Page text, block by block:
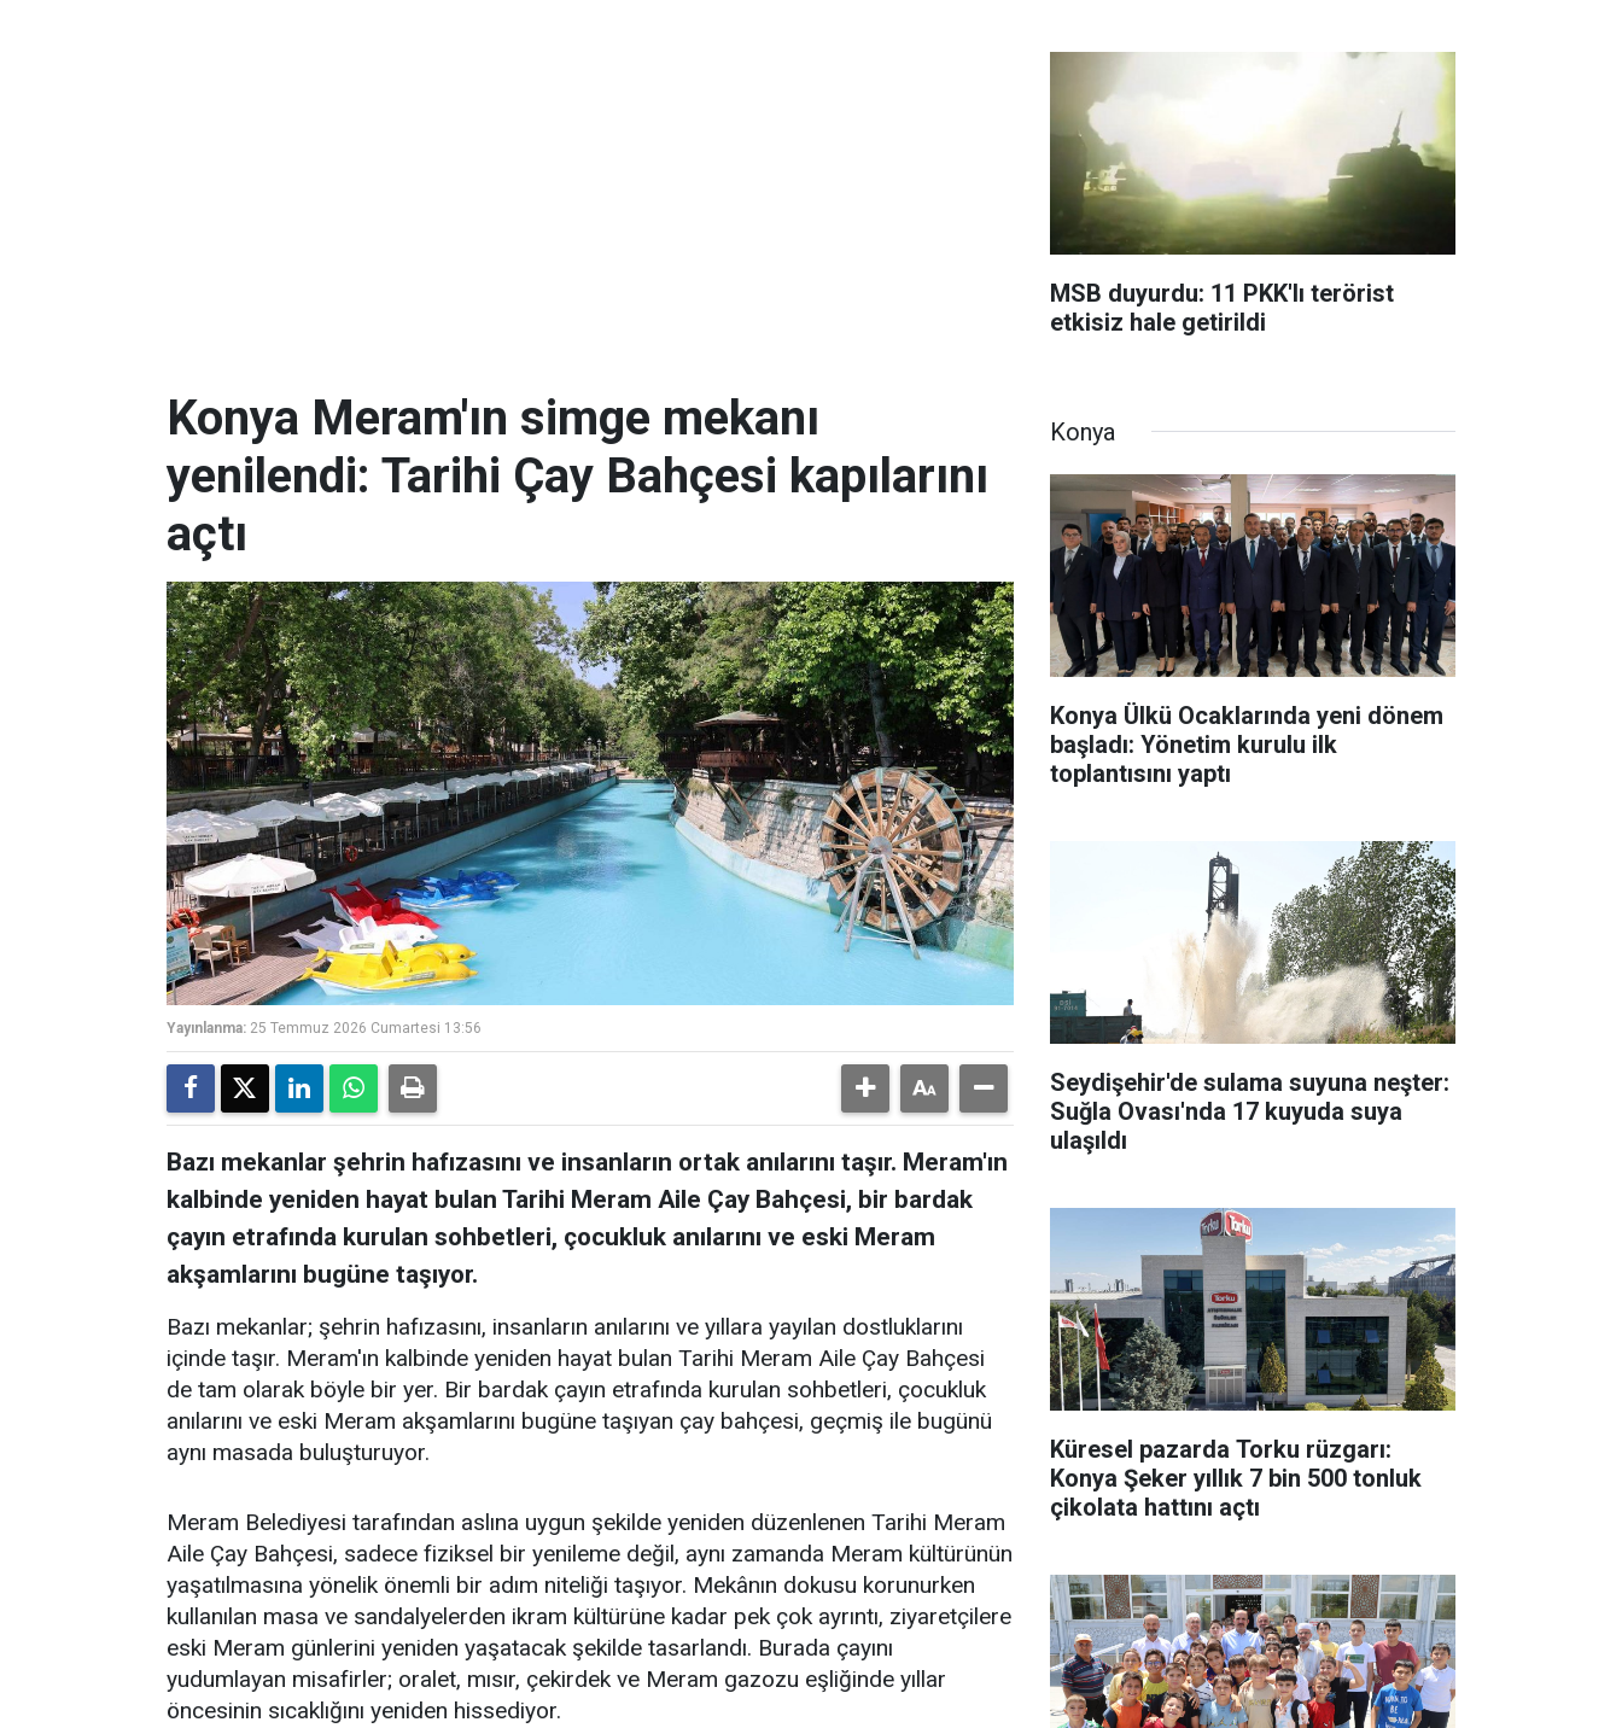
MSB duyurdu: 11 PKK'lı terörist
etkisiz hale getirildi
Konya Meram'ın simge mekanı
yenilendi: Tarihi Çay Bahçesi kapılarını
açtı
Yayınlanma: 25 Temmuz 2026 Cumartesi 13:56
Bazı mekanlar şehrin hafızasını ve insanların ortak anılarını taşır. Meram'ın
kalbinde yeniden hayat bulan Tarihi Meram Aile Çay Bahçesi, bir bardak
çayın etrafında kurulan sohbetleri, çocukluk anılarını ve eski Meram
akşamlarını bugüne taşıyor.
Bazı mekanlar; şehrin hafızasını, insanların anılarını ve yıllara yayılan dostluklarını
içinde taşır. Meram'ın kalbinde yeniden hayat bulan Tarihi Meram Aile Çay Bahçesi
de tam olarak böyle bir yer. Bir bardak çayın etrafında kurulan sohbetleri, çocukluk
anılarını ve eski Meram akşamlarını bugüne taşıyan çay bahçesi, geçmiş ile bugünü
aynı masada buluşturuyor.
Meram Belediyesi tarafından aslına uygun şekilde yeniden düzenlenen Tarihi Meram
Aile Çay Bahçesi, sadece fiziksel bir yenileme değil, aynı zamanda Meram kültürünün
yaşatılmasına yönelik önemli bir adım niteliği taşıyor. Mekânın dokusu korunurken
kullanılan masa ve sandalyelerden ikram kültürüne kadar pek çok ayrıntı, ziyaretçilere
eski Meram günlerini yeniden yaşatacak şekilde tasarlandı. Burada çayını
yudumlayan misafirler; oralet, mısır, çekirdek ve Meram gazozu eşliğinde yıllar
öncesinin sıcaklığını yeniden hissediyor.
Konya
Konya Ülkü Ocaklarında yeni dönem
başladı: Yönetim kurulu ilk
toplantısını yaptı
Seydişehir'de sulama suyuna neşter:
Suğla Ovası'nda 17 kuyuda suya
ulaşıldı
Küresel pazarda Torku rüzgarı:
Konya Şeker yıllık 7 bin 500 tonluk
çikolata hattını açtı